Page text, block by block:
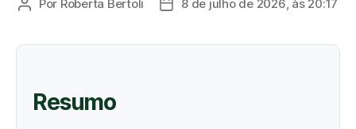
Autor
Por Roberta Bertoli
Data8 de julho de 2026, às 20:17
Resumo